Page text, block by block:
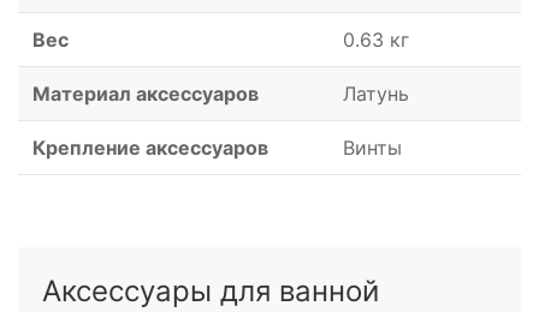
Вес 0.63 кг
Материал аксессуаров Латунь
Крепление аксессуаров Винты
Аксессуары для ванной